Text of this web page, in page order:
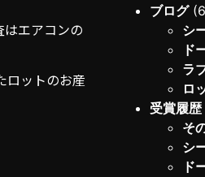
エアコンの
ロットのお産
ブログ
シ
ド
ラ
ロ
受賞履歴
そ
シ
ド